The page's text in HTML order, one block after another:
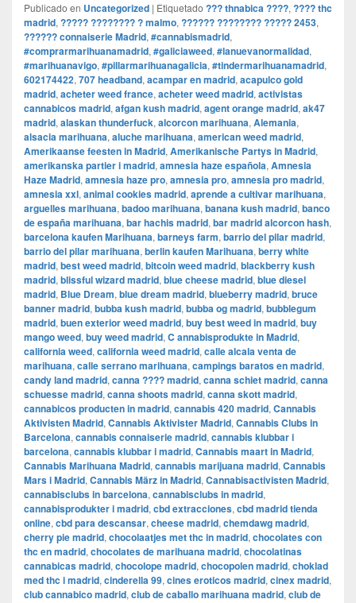
Publicado en Uncategorized | Etiquetado ??? thnabica ????, ???? thc
madrid, ????? ???????? ? malmo, ?????? ???????? ????? 2453,
?????? connaiserie Madrid, #cannabismadrid,
#comprarmarihuanamadrid, #galiciaweed, #lanuevanormalidad,
#marihuanavigo, #pillarmarihuanagalicia, #tindermarihuanamadrid,
602174422, 707 headband, acampar en madrid, acapulco gold
madrid, acheter weed france, acheter weed madrid, activistas
cannabicos madrid, afgan kush madrid, agent orange madrid, ak47
madrid, alaskan thunderfuck, alcorcon marihuana, Alemania,
alsacia marihuana, aluche marihuana, american weed madrid,
Amerikaanse feesten in Madrid, Amerikanische Partys in Madrid,
amerikanska partier i madrid, amnesia haze española, Amnesia
Haze Madrid, amnesia haze pro, amnesia pro, amnesia pro madrid,
amnesia xxl, animal cookies madrid, aprende a cultivar marihuana,
arguelles marihuana, badoo marihuana, banana kush madrid, banco
de españa marihuana, bar hachis madrid, bar madrid alcorcon hash,
barcelona kaufen Marihuana, barneys farm, barrio del pilar madrid,
barrio del pilar marihuana, berlin kaufen Marihuana, berry white
madrid, best weed madrid, bitcoin weed madrid, blackberry kush
madrid, blissful wizard madrid, blue cheese madrid, blue diesel
madrid, Blue Dream, blue dream madrid, blueberry madrid, bruce
banner madrid, bubba kush madrid, bubba og madrid, bubblegum
madrid, buen exterior weed madrid, buy best weed in madrid, buy
mango weed, buy weed madrid, C annabisprodukte in Madrid,
california weed, california weed madrid, calle alcala venta de
marihuana, calle serrano marihuana, campings baratos en madrid,
candy land madrid, canna ???? madrid, canna schiet madrid, canna
schuesse madrid, canna shoots madrid, canna skott madrid,
cannabicos producten in madrid, cannabis 420 madrid, Cannabis
Aktivisten Madrid, Cannabis Aktivister Madrid, Cannabis Clubs in
Barcelona, cannabis connaiserie madrid, cannabis klubbar i
barcelona, cannabis klubbar i madrid, Cannabis maart in Madrid,
Cannabis Marihuana Madrid, cannabis marijuana madrid, Cannabis
Mars i Madrid, Cannabis März in Madrid, Cannabisactivisten Madrid,
cannabisclubs in barcelona, cannabisclubs in madrid,
cannabisprodukter i madrid, cbd extracciones, cbd madrid tienda
online, cbd para descansar, cheese madrid, chemdawg madrid,
cherry pie madrid, chocolaatjes met thc in madrid, chocolates con
thc en madrid, chocolates de marihuana madrid, chocolatinas
cannabicas madrid, chocolope madrid, chocopolen madrid, choklad
med thc i madrid, cinderella 99, cines eroticos madrid, cinex madrid,
club cannabico madrid, club de caballo marihuana madrid, club de